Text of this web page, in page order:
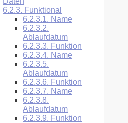
6.2.3. Funktional
6.2.3.1. Name
6.2.3.2.
Ablaufdatum
6.2.3.3. Funktion
6.2.3.4. Name
6.2.3.5.
Ablaufdatum
6.2.3.6. Funktion
6.2.3.7. Name
6.2.3.8.
Ablaufdatum
6.2.3.9. Funktion